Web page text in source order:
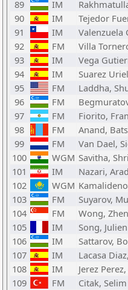
89 IM
90
IM Tejedor
91
IM Valenzuela
92
FM Villa
93
IM Vega
94
IM Suarez
95
FM Laddha,
96
FM
97
FM Fiorito,
98
FM Anand,
99
FM Van Dael,
100
WGM Savitha,
101
IM Nazari, Arad
102
WGM
103
FM Suyarov,
104
FM Wong,
105
IM Song, Julien
106
IM Sattarov,
107
IM Lacasa
108
IM Jerez
109
FM Citak, Selim